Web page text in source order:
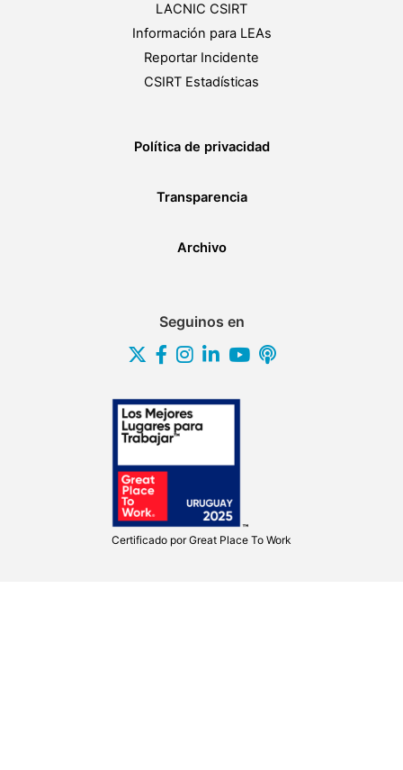
LACNIC CSIRT
Información para LEAs
Reportar Incidente
CSIRT Estadísticas
Política de privacidad
Transparencia
Archivo
Seguinos en
Certificado porGreat Place To Work